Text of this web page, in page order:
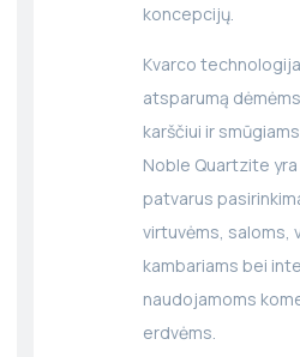
koncepcijų.
Kvarco
atsparumą
karščiui ir
Noble Quartzite
patvarus
virtuvėms, saloms,
kambariams bei
naudojamoms
erdvėms.